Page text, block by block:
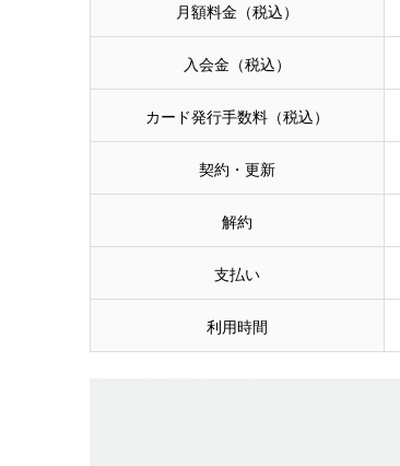
月額料金（税込）
入会金（税込）
カード発行手数料（税込）
契約・更新
解約
支払い
利用時間